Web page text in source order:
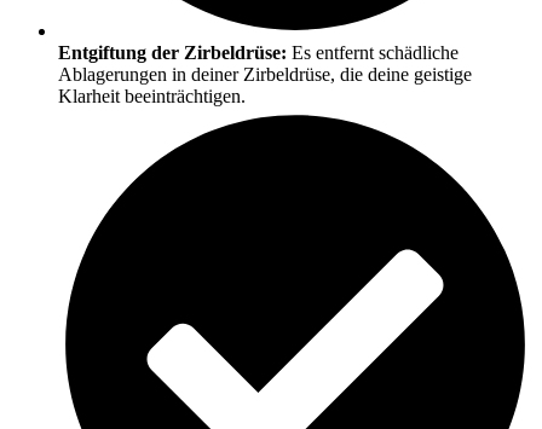
Entgiftung der Zirbeldrüse: Es entfernt schädliche
Ablagerungen in deiner Zirbeldrüse, die deine geistige
Klarheit beeinträchtigen.